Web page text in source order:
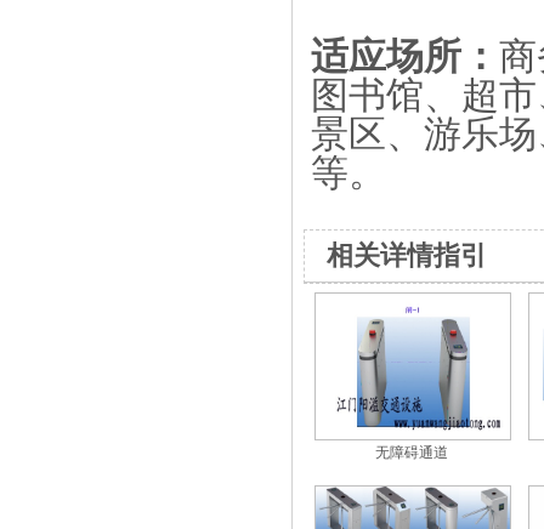
适应场所：
图书馆、超
景区、游乐
等。
相关详情指引
无障碍通道